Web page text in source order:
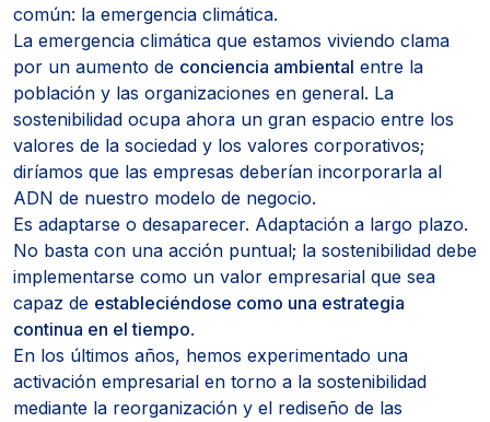
común: la emergencia climática.
La emergencia climática que estamos viviendo clama
por un aumento de conciencia ambiental entre la
población y las organizaciones en general. La
sostenibilidad ocupa ahora un gran espacio entre los
valores de la sociedad y los valores corporativos;
diríamos que las empresas deberían incorporarla al
ADN de nuestro modelo de negocio.
Es adaptarse o desaparecer. Adaptación a largo plazo.
No basta con una acción puntual; la sostenibilidad debe
implementarse como un valor empresarial que sea
capaz de estableciéndose como una estrategia
continua en el tiempo.
En los últimos años, hemos experimentado una
activación empresarial en torno a la sostenibilidad
mediante la reorganización y el rediseño de las